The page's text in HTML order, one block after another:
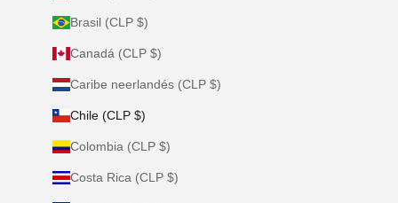
Brasil (CLP $)
Canadá (CLP $)
Caribe neerlandés (CLP $)
Chile (CLP $)
Colombia (CLP $)
Costa Rica (CLP $)